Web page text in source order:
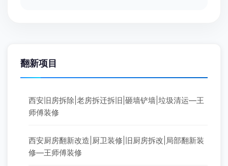
翻新项目
西安旧房拆除|老房拆迁拆旧|砸墙铲墙|垃圾清运—王
师傅装修
西安厨房翻新改造|厨卫装修|旧厨房拆改|局部翻新装
修—王师傅装修